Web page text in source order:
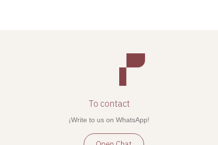
To contact
¡Write to us on WhatsApp!